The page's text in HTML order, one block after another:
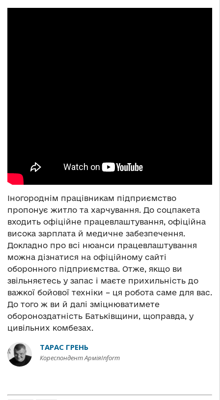
Іногороднім працівникам підприємство
пропонує житло та харчування. До соцпакета
входить офіційне працевлаштування, офіційна
висока зарплата й медичне забезпечення.
Докладно про всі нюанси працевлаштування
можна дізнатися на офіційному сайті
оборонного підприємства. Отже, якщо ви
звільняєтесь у запас і маєте прихильність до
важкої бойової техніки – ця робота саме для вас.
До того ж ви й далі зміцнюватимете
обороноздатність Батьківщини, щоправда, у
цивільних комбезах.
ТАРАС ГРЕНЬ
Кореспондент АрміяInform